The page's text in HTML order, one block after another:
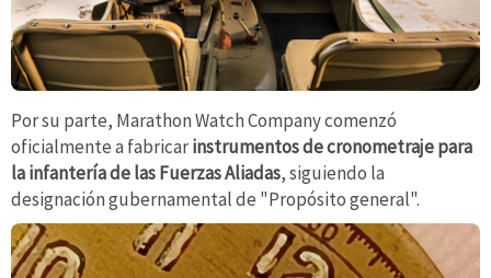
Por su parte, Marathon Watch Company comenzó
oficialmente a fabricarinstrumentos de cronometraje para
la infantería de las Fuerzas Aliadas, siguiendo la
designación gubernamental de "Propósito general".